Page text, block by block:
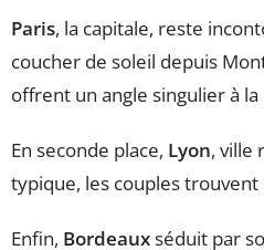
Paris, la capitale, reste
coucher de soleil depuis
offrent un angle singulier à
En seconde place, Lyon, ville
typique, les couples
Enfin, Bordeauxséduit par